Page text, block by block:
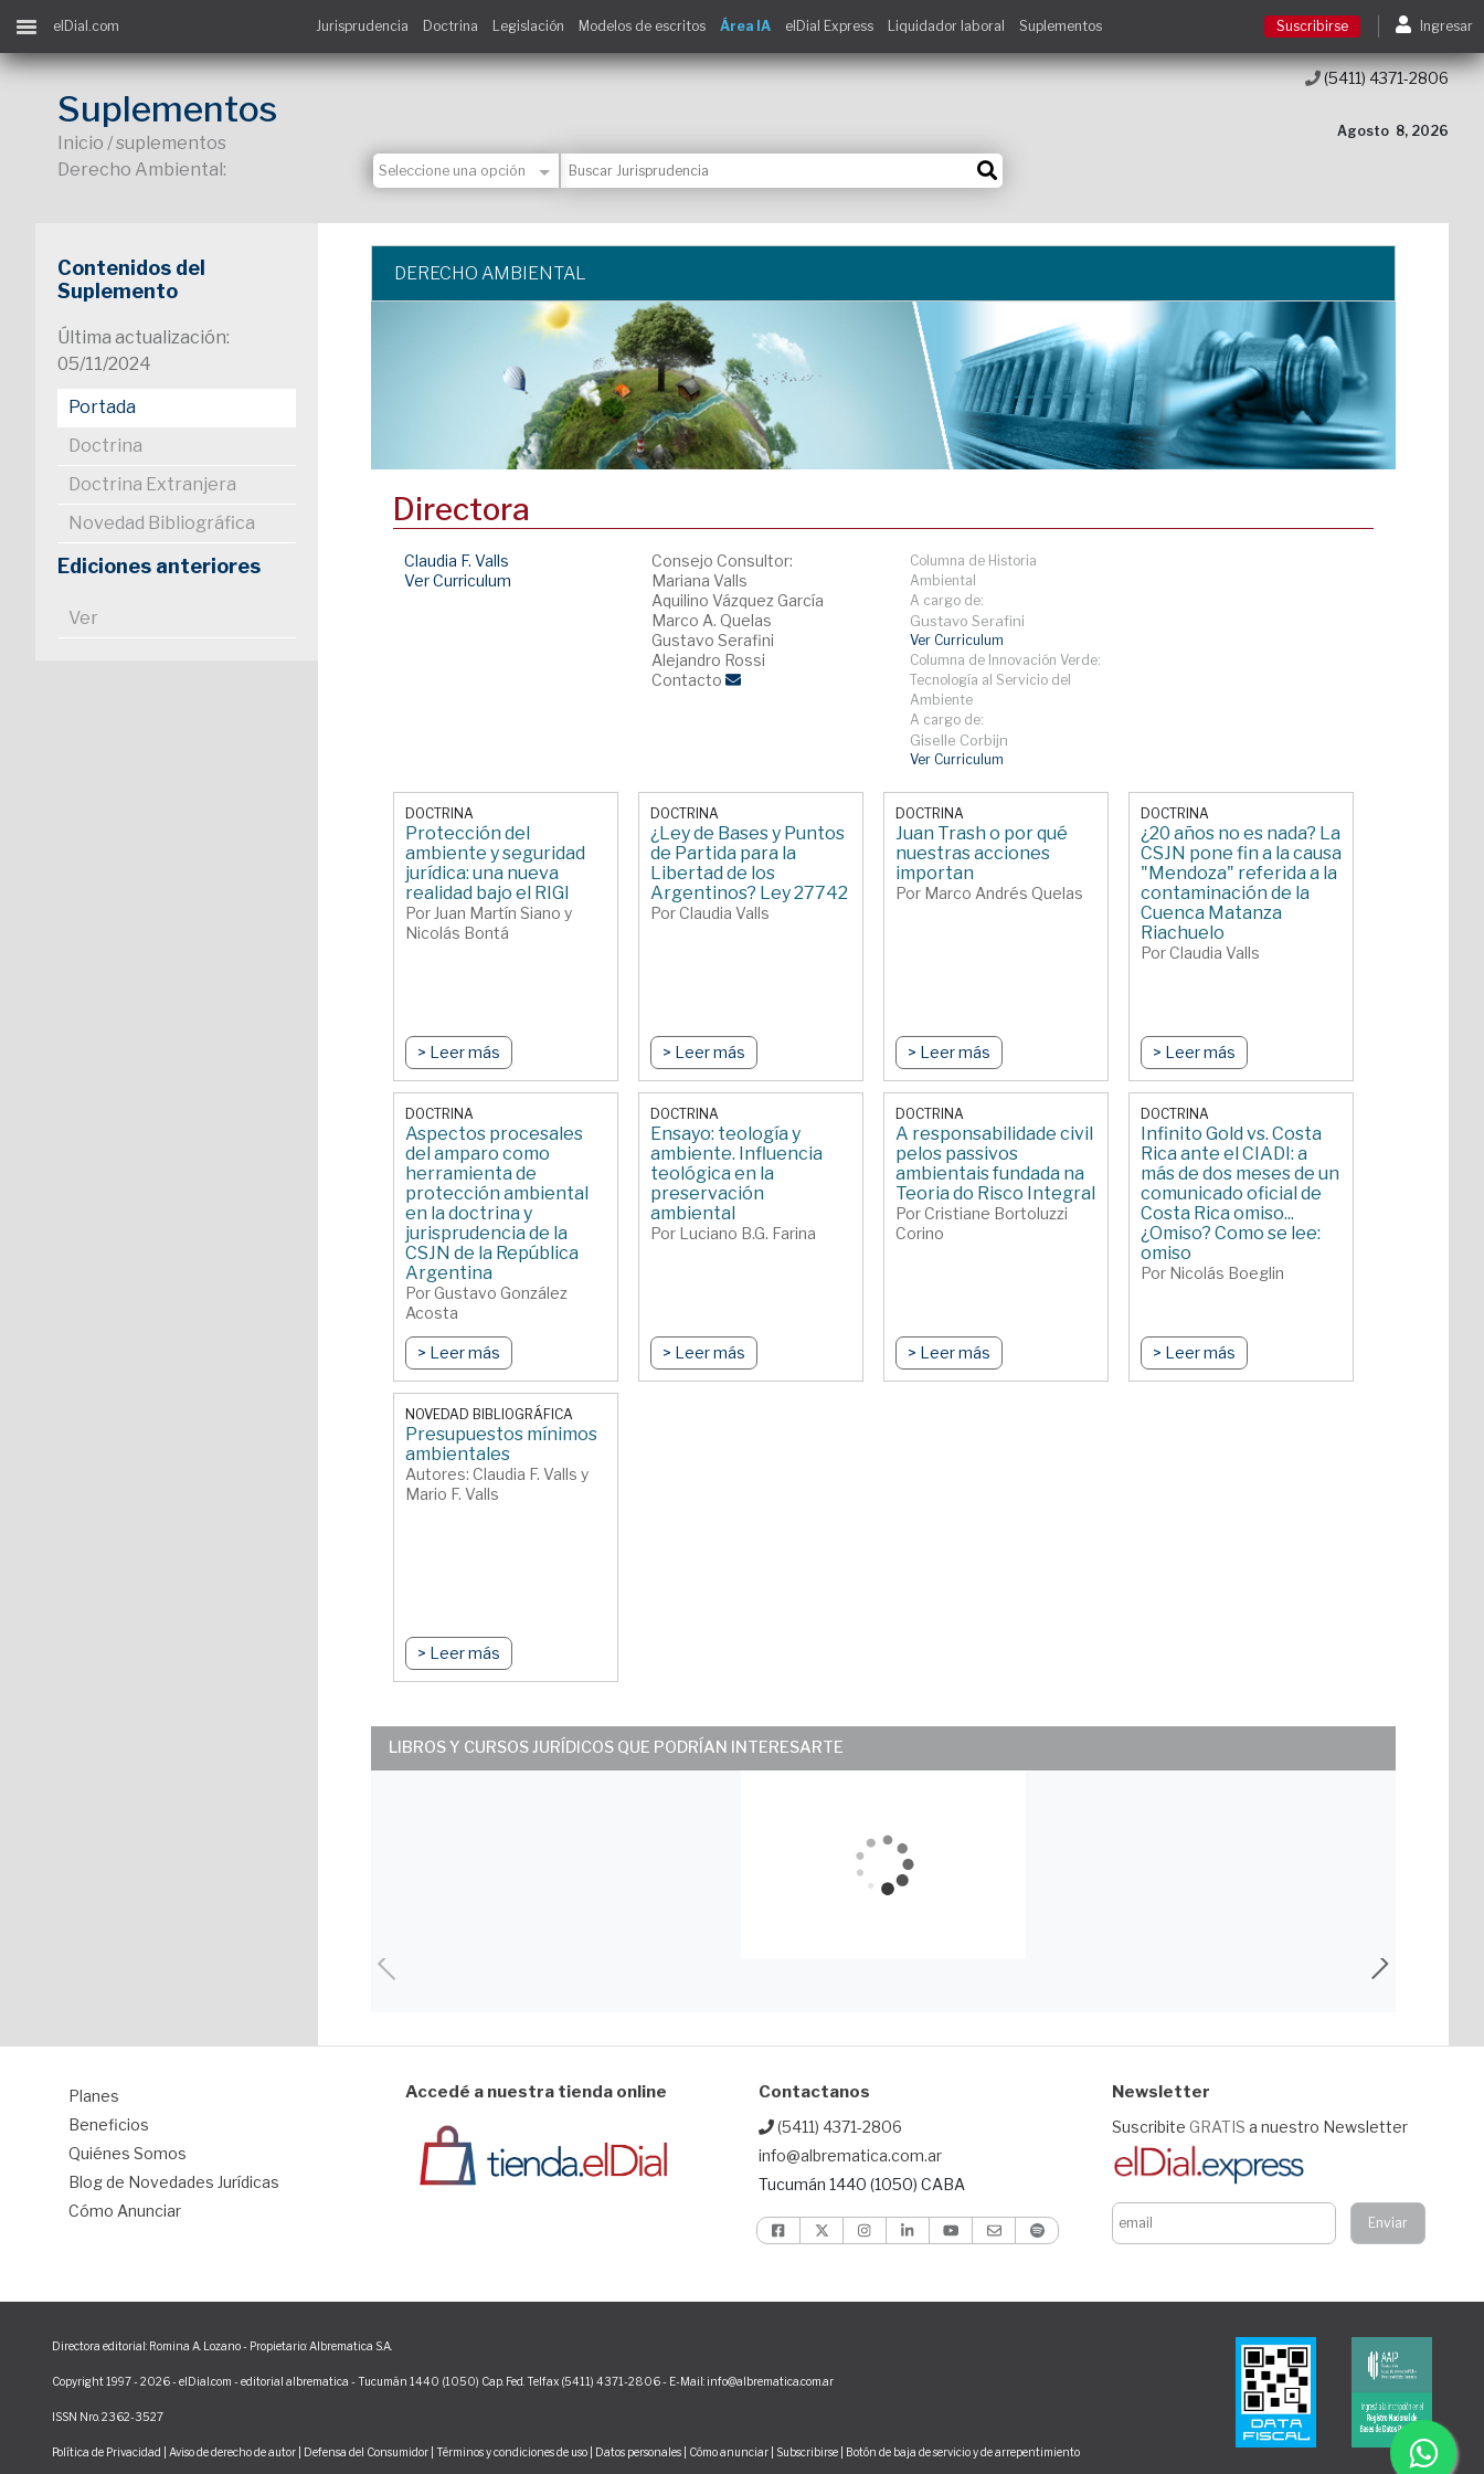
Suscribirse
Contacto
elDial.com Jurisprudencia Doctrina Legislación Modelos de escritos Área IA elDial Express Liquidador laboral Suplementos Suscribirse Ingresar
Suplementos
Inicio / suplementos
Derecho Ambiental:
Agosto 8, 2026
(5411) 4371-2806
Contenidos del
Suplemento
Última actualización:
05/11/2024
Portada
Doctrina
Doctrina Extranjera
Novedad Bibliográfica
Ediciones anteriores
Ver
DERECHO AMBIENTAL
Directora
Claudia F. Valls
Ver Curriculum
Consejo Consultor:
Mariana Valls
Aquilino Vázquez García
Marco A. Quelas
Gustavo Serafini
Alejandro Rossi
Contacto
Columna de Historia
Ambiental
A cargo de:
Gustavo Serafini
Ver Curriculum
Columna de Innovación Verde:
Tecnología al Servicio del
Ambiente
A cargo de:
Giselle Corbijn
Ver Curriculum
DOCTRINA
Protección del
ambiente y seguridad
jurídica: una nueva
realidad bajo el RIGI
Por Juan Martín Siano y
Nicolás Bontá
> Leer más
DOCTRINA
¿Ley de Bases y Puntos
de Partida para la
Libertad de los
Argentinos? Ley 27742
Por Claudia Valls
> Leer más
DOCTRINA
Juan Trash o por qué
nuestras acciones
importan
Por Marco Andrés Quelas
> Leer más
DOCTRINA
¿20 años no es nada? La
CSJN pone fin a la causa
"Mendoza" referida a la
contaminación de la
Cuenca Matanza
Riachuelo
Por Claudia Valls
> Leer más
DOCTRINA
Aspectos procesales
del amparo como
herramienta de
protección ambiental
en la doctrina y
jurisprudencia de la
CSJN de la República
Argentina
Por Gustavo González
Acosta
> Leer más
DOCTRINA
Ensayo: teología y
ambiente. Influencia
teológica en la
preservación
ambiental
Por Luciano B.G. Farina
> Leer más
DOCTRINA
A responsabilidade civil
pelos passivos
ambientais fundada na
Teoria do Risco Integral
Por Cristiane Bortoluzzi
Corino
> Leer más
DOCTRINA
Infinito Gold vs. Costa
Rica ante el CIADI: a
más de dos meses de un
comunicado oficial de
Costa Rica omiso...
¿Omiso? Como se lee:
omiso
Por Nicolás Boeglin
> Leer más
NOVEDAD BIBLIOGRÁFICA
Presupuestos mínimos
ambientales
Autores: Claudia F. Valls y
Mario F. Valls
> Leer más
LIBROS Y CURSOS JURÍDICOS QUE PODRÍAN INTERESARTE
Planes
Beneficios
Quiénes Somos
Blog de Novedades Jurídicas
Cómo Anunciar
Accedé a nuestra tienda online Contactanos
(5411) 4371-2806
info@albrematica.com.ar
Tucumán 1440 (1050) CABA
Newsletter
Suscribite GRATIS a nuestro Newsletter
Directora editorial: Romina A. Lozano - Propietario: Albrematica S.A.
Copyright 1997 - 2026 - elDial.com - editorial albrematica - Tucumán 1440 (1050) Cap. Fed. Telfax (5411) 4371-2806 - E-Mail: info@albrematica.com.ar
ISSN Nro. 2362-3527
Política de Privacidad Aviso de derecho de autor Defensa del Consumidor Términos y condiciones de uso Datos personales Cómo anunciar Subscribirse Botón de baja de servicio y de arrepentimiento